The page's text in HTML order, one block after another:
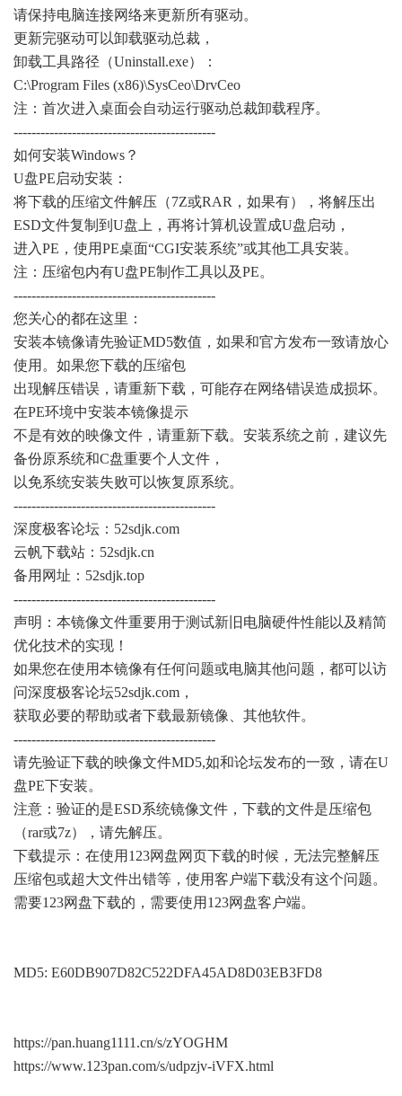
请保持电脑连接网络来更新所有驱动。
更新完驱动可以卸载驱动总裁，
卸载工具路径（Uninstall.exe）：
C:\Program Files (x86)\SysCeo\DrvCeo
注：首次进入桌面会自动运行驱动总裁卸载程序。
---------------------------------------------
如何安装Windows？
U盘PE启动安装：
将下载的压缩文件解压（7Z或RAR，如果有），将解压出
ESD文件复制到U盘上，再将计算机设置成U盘启动，
进入PE，使用PE桌面“CGI安装系统”或其他工具安装。
注：压缩包内有U盘PE制作工具以及PE。
---------------------------------------------
您关心的都在这里：
安装本镜像请先验证MD5数值，如果和官方发布一致请放心
使用。如果您下载的压缩包
出现解压错误，请重新下载，可能存在网络错误造成损坏。
在PE环境中安装本镜像提示
不是有效的映像文件，请重新下载。安装系统之前，建议先
备份原系统和C盘重要个人文件，
以免系统安装失败可以恢复原系统。
---------------------------------------------
深度极客论坛：52sdjk.com
云帆下载站：52sdjk.cn
备用网址：52sdjk.top
---------------------------------------------
声明：本镜像文件重要用于测试新旧电脑硬件性能以及精简
优化技术的实现！
如果您在使用本镜像有任何问题或电脑其他问题，都可以访
问深度极客论坛52sdjk.com，
获取必要的帮助或者下载最新镜像、其他软件。
---------------------------------------------
请先验证下载的映像文件MD5,如和论坛发布的一致，请在U
盘PE下安装。
注意：验证的是ESD系统镜像文件，下载的文件是压缩包
（rar或7z），请先解压。
下载提示：在使用123网盘网页下载的时候，无法完整解压
压缩包或超大文件出错等，使用客户端下载没有这个问题。
需要123网盘下载的，需要使用123网盘客户端。
MD5: E60DB907D82C522DFA45AD8D03EB3FD8
https://pan.huang1111.cn/s/zYOGHM
https://www.123pan.com/s/udpzjv-iVFX.html